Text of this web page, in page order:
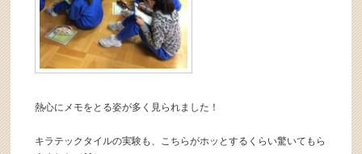
熱心にメモをとる姿が多く見られました！
キラテックタイルの実験も、こちらがホッとするくらい驚いてもら